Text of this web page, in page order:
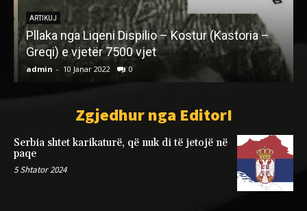
ARTIKUJ
Pllaka nga Liqeni Dispilio – Kostur (Kastoria –
Greqi) e vjetër 7500 vjet
admin 10 Janar 2022 0
Zgjedhur nga EditorI
Serbia shtet karikaturë, që nuk di të jetojë në
paqe
5 Shtator 2024